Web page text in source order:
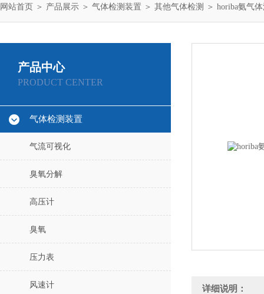
网站首页 ＞ 产品展示 ＞ 气体检测装置 ＞ 其他气体检测 ＞ horiba氨气
产品中心
PRODUCT CENTER
气体检测装置
气流可视化
臭氧分解
高压计
臭氧
压力表
风速计 详细说明：